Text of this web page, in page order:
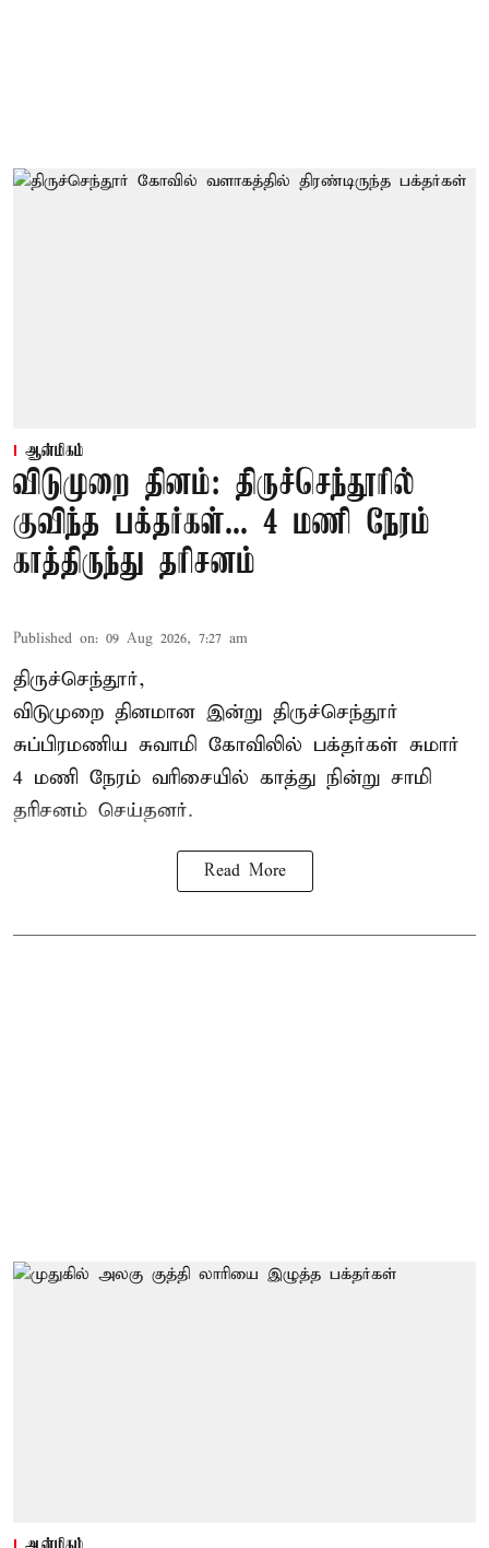
ஆன்மிகம்
விடுமுறை தினம்: திருச்செந்தூரில்
குவிந்த பக்தர்கள்... 4 மணி நேரம்
காத்திருந்து தரிசனம்
Published on: 09 Aug 2026, 7:27 am
திருச்செந்தூர்,
விடுமுறை தினமான இன்று திருச்செந்தூர்
சுப்பிரமணிய சுவாமி கோவிலில் பக்தர்கள் சுமார்
4 மணி நேரம் வரிசையில் காத்து நின்று சாமி
தரிசனம் செய்தனர்.
Read More